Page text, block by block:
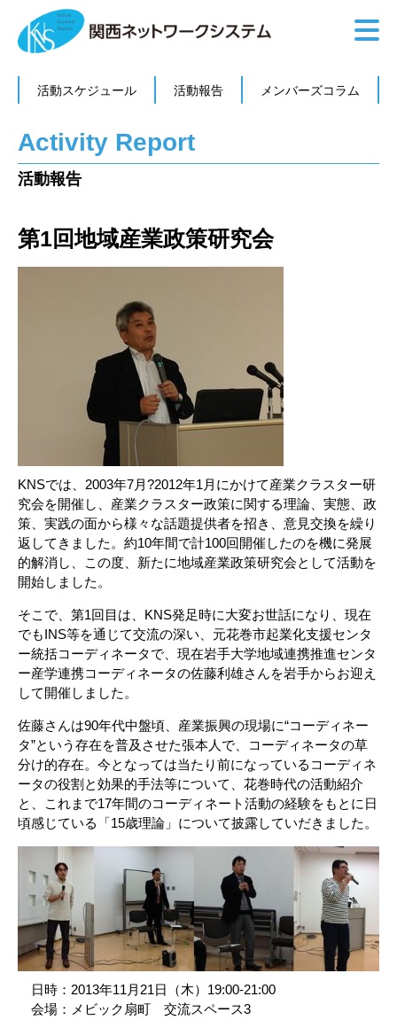
活動スケジュール 活動報告 メンバーズコラム
Activity Report
活動報告
第1回地域産業政策研究会
KNSでは、2003年7月?2012年1月にかけて産業クラスター研
究会を開催し、産業クラスター政策に関する理論、実態、政
策、実践の面から様々な話題提供者を招き、意見交換を繰り
返してきました。約10年間で計100回開催したのを機に発展
的解消し、この度、新たに地域産業政策研究会として活動を
開始しました。
そこで、第1回目は、KNS発足時に大変お世話になり、現在
でもINS等を通じて交流の深い、元花巻市起業化支援センタ
ー統括コーディネータで、現在岩手大学地域連携推進センタ
ー産学連携コーディネータの佐藤利雄さんを岩手からお迎え
して開催しました。
佐藤さんは90年代中盤頃、産業振興の現場に“コーディネー
タ”という存在を普及させた張本人で、コーディネータの草
分け的存在。今となっては当たり前になっているコーディネ
ータの役割と効果的手法等について、花巻時代の活動紹介
と、これまで17年間のコーディネート活動の経験をもとに日
頃感じている「15歳理論」について披露していだきました。
日時：2013年11月21日（木）19:00-21:00
会場：メビック扇町 交流スペース3